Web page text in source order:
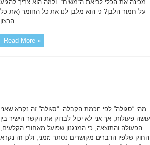
מכינה את הכלי לביאת ה”משיח”. ולמה הוא צריך להגיע
על חמור הלבן? כי הוא מלבן לנו את כל החומר (את כל
הרצון ...
Read More »
מהי “סגולה” לפי חכמת הקבלה. “סגולה” זה נקרא שאני
עושה פעולות, אך אני לא יכול לבדוק את הקשר הישיר בין
הפעולה והתוצאה, כי המנגנון שפועל מאחורי הקלעים,
החוק שלפיו הדברים מקושרים נסתר ממני, ולכן זה נקרא